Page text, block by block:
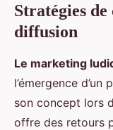
Stratégies
diffusion
Le marketing
l’émergence
son concept lors
offre des retours